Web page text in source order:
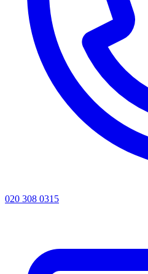
020 308 0315